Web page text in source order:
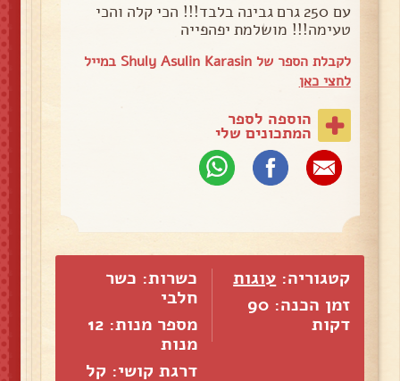
עם 250 גרם גבינה בלבד!!! הכי קלה והכי
טעימה!!! מושלמת יפהפייה
לקבלת הספר של Shuly Asulin Karasin במייל
לחצי כאן
הוספה לספר
המתכונים שלי
קטגוריה: עוגות
זמן הכנה: 90
דקות
כשרות: כשר
חלבי
מספר מנות: 12
מנות
דרגת קושי: קל